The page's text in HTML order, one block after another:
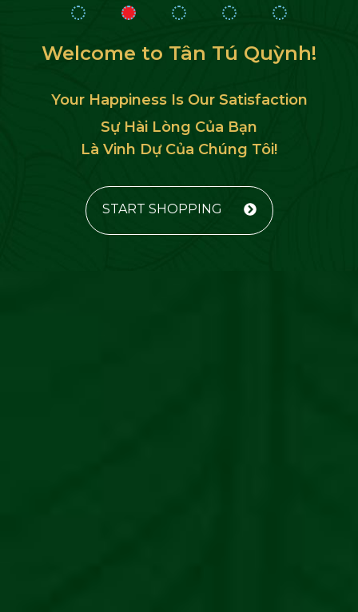
Welcome to Tân Tú Quỳnh!
Your Happiness Is Our Satisfaction
Sự Hài Lòng Của Bạn
Là Vinh Dự Của Chúng Tôi!
START SHOPPING